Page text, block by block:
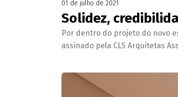
01 de julho de 2021
Solidez,
Por dentro do projeto do novo
assinado pela CLS Arquitetas